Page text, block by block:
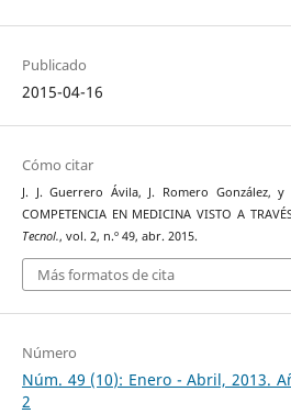
Publicado
2015-04-16
Cómo citar
J. J. Guerrero Ávila, J. Romero González, y
COMPETENCIA EN MEDICINA VISTO A
Tecnol., vol. 2, n.º 49, abr. 2015.
Más formatos de cita
Número
Núm. 49 (10): Enero - Abril, 2013.
2